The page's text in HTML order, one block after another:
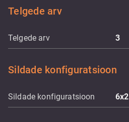
Telgede arv
Telgede arv 3
Sildade konfiguratsioon
Sildade konfiguratsioon 6x2